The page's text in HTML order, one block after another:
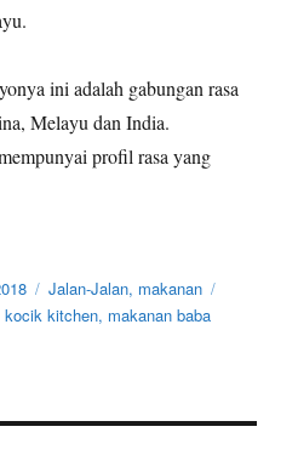
ini adalah gabungan rasa
Melayu dan India.
profil rasa yang
Categories
Jalan-Jalan, makanan
kocik kitchen, makanan baba